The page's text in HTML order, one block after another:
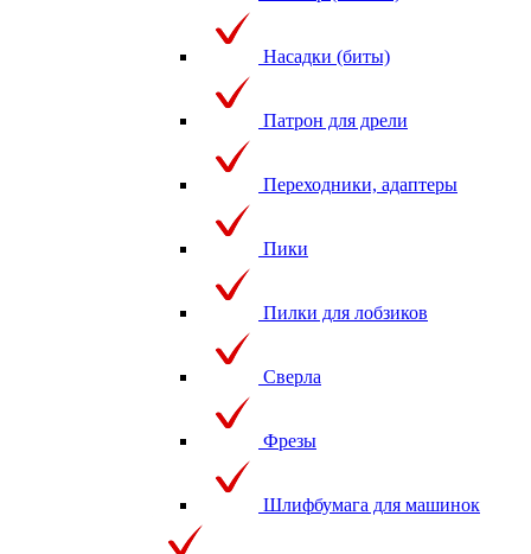
Насадки (биты)
Патрон для дрели
Переходники, адаптеры
Пики
Пилки для лобзиков
Сверла
Фрезы
Шлифбумага для машинок